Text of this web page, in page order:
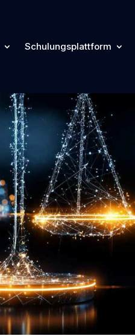
Schulungsplattform